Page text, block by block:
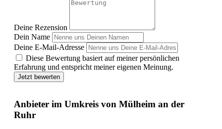
Deine Rezension
Dein Name
Deine E-Mail-Adresse
Diese Bewertung basiert auf meiner persönlichen
Erfahrung und entspricht meiner eigenen Meinung.
Jetzt bewerten
Anbieter im Umkreis von Mülheim an der
Ruhr